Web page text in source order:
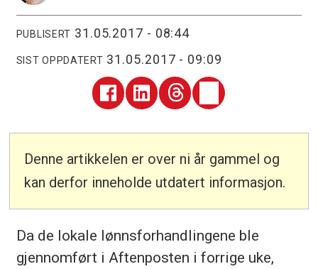
PUBLISERT 31.05.2017 - 08:44
SIST OPPDATERT 31.05.2017 - 09:09
Denne artikkelen er over ni år gammel og
kan derfor inneholde utdatert informasjon.
Da de lokale lønnsforhandlingene ble
gjennomført i Aftenposten i forrige uke,